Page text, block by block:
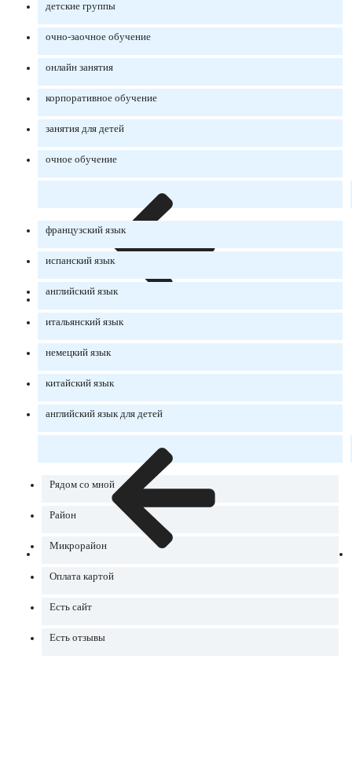
детские группы
очно-заочное обучение
онлайн занятия
корпоративное обучение
занятия для детей
очное обучение
французский язык
испанский язык
английский язык
итальянский язык
немецкий язык
китайский язык
английский язык для детей
Рядом со мной
Район
Микрорайон
Оплата картой
Есть сайт
Есть отзывы